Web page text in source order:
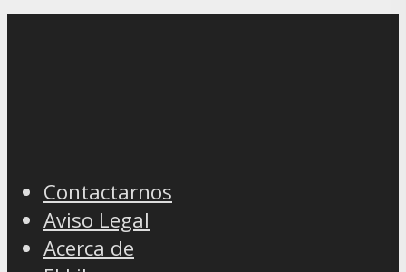
Contactarnos
Aviso Legal
Acerca de